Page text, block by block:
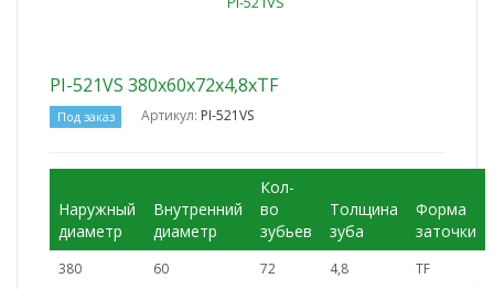
PI-521VS 380x60x72x4,8xTF
Под заказ Артикул: PI-521VS
Наружный
диаметр
Внутренний
диаметр
Кол-
во
зубьев
Толщина
зуба
Форма
заточки
380 60 72 4,8 TF